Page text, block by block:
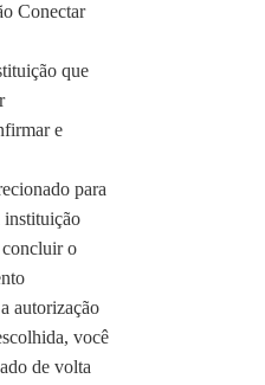
Conectar
que
e
para
instituição
concluir o
autorização
você
de volta